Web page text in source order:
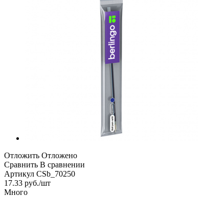
Отложить Отложено
Сравнить В сравнении
Артикул CSb_70250
17.33 руб./шт
Много